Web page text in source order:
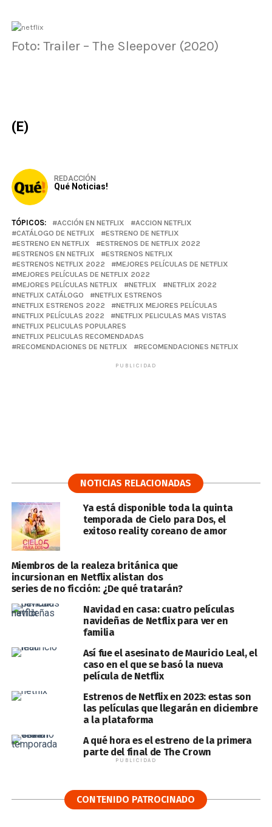
Foto: Trailer – The Sleepover (2020)
(E)
REDACCIÓN
Qué Noticias!
TÓPICOS: ACCIÓN EN NETFLIX
ACCION NETFLIX
CATÁLOGO DE NETFLIX
ESTRENO DE NETFLIX
ESTRENO EN NETFLIX
ESTRENOS DE NETFLIX 2022
ESTRENOS EN NETFLIX
ESTRENOS NETFLIX
ESTRENOS NETFLIX 2022
MEJORES PELÍCULAS DE NETFLIX
MEJORES PELÍCULAS DE NETFLIX 2022
MEJORES PELÍCULAS NETFLIX
NETFLIX
NETFLIX 2022
NETFLIX CATÁLOGO
NETFLIX ESTRENOS
NETFLIX ESTRENOS 2022
NETFLIX MEJORES PELÍCULAS
NETFLIX PELÍCULAS 2022
NETFLIX PELICULAS MAS VISTAS
NETFLIX PELICULAS POPULARES
NETFLIX PELICULAS RECOMENDADAS
RECOMENDACIONES DE NETFLIX
RECOMENDACIONES NETFLIX
PUBLICIDAD
NOTICIAS RELACIONADAS
Ya está disponible toda la quinta
temporada de Cielo para Dos, el
exitoso reality coreano de amor
Miembros de la realeza británica que
incursionan en Netflix alistan dos
series de no ficción: ¿De qué tratarán?
Navidad en casa: cuatro películas
navideñas de Netflix para ver en
familia
Así fue el asesinato de Mauricio Leal, el
caso en el que se basó la nueva
película de Netflix
Estrenos de Netflix en 2023: estas son
las películas que llegarán en diciembre
a la plataforma
A qué hora es el estreno de la primera
parte del final de The Crown
PUBLICIDAD
CONTENIDO PATROCINADO